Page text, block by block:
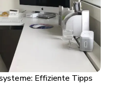
Effiziente Tipps